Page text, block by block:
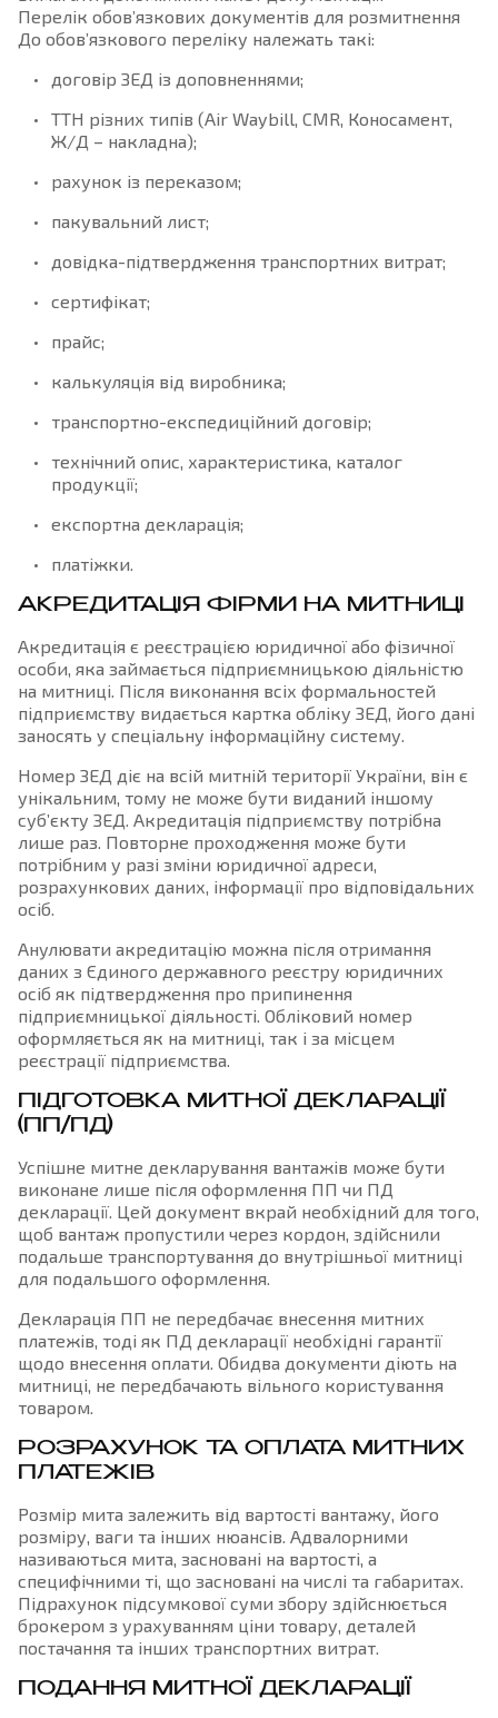
Перелік обов’язкових документів для розмитнення
До обов’язкового переліку належать такі:
договір ЗЕД із доповненнями;
ТТН різних типів (Air Waybill, CMR, Коносамент,
Ж/Д – накладна);
рахунок із переказом;
пакувальний лист;
довідка-підтвердження транспортних витрат;
сертифікат;
прайс;
калькуляція від виробника;
транспортно-експедиційний договір;
технічний опис, характеристика, каталог
продукції;
експортна декларація;
платіжки.
АКРЕДИТАЦІЯ ФІРМИ НА МИТНИЦІ
Акредитація є реєстрацією юридичної або фізичної
особи, яка займається підприємницькою діяльністю
на митниці. Після виконання всіх формальностей
підприємству видається картка обліку ЗЕД, його дані
заносять у спеціальну інформаційну систему.
Номер ЗЕД діє на всій митній території України, він є
унікальним, тому не може бути виданий іншому
суб’єкту ЗЕД. Акредитація підприємству потрібна
лише раз. Повторне проходження може бути
потрібним у разі зміни юридичної адреси,
розрахункових даних, інформації про відповідальних
осіб.
Анулювати акредитацію можна після отримання
даних з Єдиного державного реєстру юридичних
осіб як підтвердження про припинення
підприємницької діяльності. Обліковий номер
оформляється як на митниці, так і за місцем
реєстрації підприємства.
ПІДГОТОВКА МИТНОЇ ДЕКЛАРАЦІЇ
(ПП/ПД)
Успішне митне декларування вантажів може бути
виконане лише після оформлення ПП чи ПД
декларації. Цей документ вкрай необхідний для того,
щоб вантаж пропустили через кордон, здійснили
подальше транспортування до внутрішньої митниці
для подальшого оформлення.
Декларація ПП не передбачає внесення митних
платежів, тоді як ПД декларації необхідні гарантії
щодо внесення оплати. Обидва документи діють на
митниці, не передбачають вільного користування
товаром.
РОЗРАХУНОК ТА ОПЛАТА МИТНИХ
ПЛАТЕЖІВ
Розмір мита залежить від вартості вантажу, його
розміру, ваги та інших нюансів. Адвалорними
називаються мита, засновані на вартості, а
специфічними ті, що засновані на числі та габаритах.
Підрахунок підсумкової суми збору здійснюється
брокером з урахуванням ціни товару, деталей
постачання та інших транспортних витрат.
ПОДАННЯ МИТНОЇ ДЕКЛАРАЦІЇ